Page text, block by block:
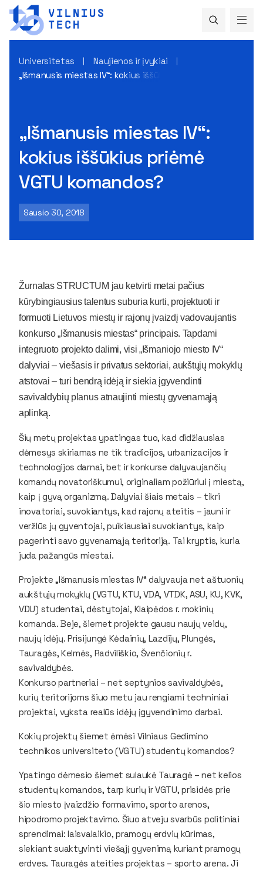
Universitetas
Naujienos ir įvykiai
„Išmanusis miestas IV“: kokius iššūkius priėmė VGTU
„Išmanusis miestas IV“:
kokius iššūkius priėmė
VGTU komandos?
Sausio 30, 2018
Žurnalas STRUCTUM jau ketvirti metai pačius
kūrybingiausius talentus suburia kurti, projektuoti ir
formuoti Lietuvos miestų ir rajonų įvaizdį vadovaujantis
konkurso „Išmanusis miestas“ principais. Tapdami
integruoto projekto dalimi, visi „Išmaniojo miesto IV“
dalyviai – viešasis ir privatus sektoriai, aukštųjų mokyklų
atstovai – turi bendrą idėją ir siekia įgyvendinti
savivaldybių planus atnaujinti miestų gyvenamąją
aplinką.
Šių metų projektas ypatingas tuo, kad didžiausias
dėmesys skiriamas ne tik tradicijos, urbanizacijos ir
technologijos darnai, bet ir konkurse dalyvaujančių
komandų novatoriškumui, originaliam požiūriui į miestą,
kaip į gyvą organizmą. Dalyviai šiais metais – tikri
inovatoriai, suvokiantys, kad rajonų ateitis – jauni ir
veržlūs jų gyventojai, puikiausiai suvokiantys, kaip
pagerinti savo gyvenamąją teritoriją. Tai kryptis, kuria
juda pažangūs miestai.
Projekte „Išmanusis miestas IV“ dalyvauja net aštuonių
aukštųjų mokyklų (VGTU, KTU, VDA, VTDK, ASU, KU, KVK,
VDU) studentai, dėstytojai, Klaipėdos r. mokinių
komanda. Beje, šiemet projekte gausu naujų veidų,
naujų idėjų. Prisijungė Kėdainių, Lazdijų, Plungės,
Tauragės, Kelmės, Radviliškio, Švenčionių r.
savivaldybės.
Konkurso partneriai – net septynios savivaldybės,
kurių teritorijoms šiuo metu jau rengiami techniniai
projektai, vyksta realūs idėjų įgyvendinimo darbai.
Kokių projektų šiemet ėmėsi Vilniaus Gedimino
technikos universiteto (VGTU) studentų komandos?
Ypatingo dėmesio šiemet sulaukė Tauragė – net kelios
studentų komandos, tarp kurių ir VGTU, prisidės prie
šio miesto įvaizdžio formavimo, sporto arenos,
hipodromo projektavimo. Šiuo atveju svarbūs politiniai
sprendimai: laisvalaikio, pramogų erdvių kūrimas,
siekiant suaktyvinti viešąjį gyvenimą kuriant pramogų
erdves. Tauragės ateities projektas – sporto arena. Ji